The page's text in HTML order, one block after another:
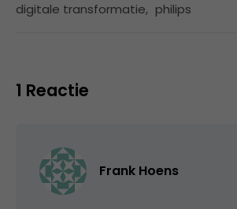
digitale transformatie, philips
1 Reactie
Frank Hoens